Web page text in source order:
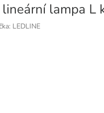
lineární lampa L
LEDLINE